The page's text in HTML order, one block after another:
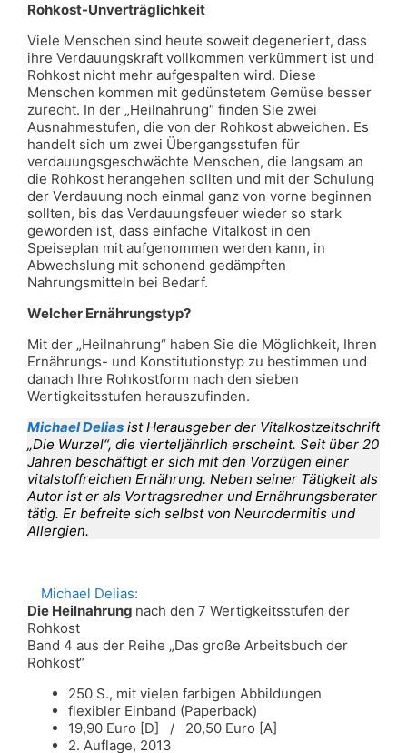
Rohkost-Unverträglichkeit
Viele Menschen sind heute soweit degeneriert, dass
ihre Verdauungskraft vollkommen verkümmert ist und
Rohkost nicht mehr aufgespalten wird. Diese
Menschen kommen mit gedünstetem Gemüse besser
zurecht. In der „Heilnahrung“ finden Sie zwei
Ausnahmestufen, die von der Rohkost abweichen. Es
handelt sich um zwei Übergangsstufen für
verdauungsgeschwächte Menschen, die langsam an
die Rohkost herangehen sollten und mit der Schulung
der Verdauung noch einmal ganz von vorne beginnen
sollten, bis das Verdauungsfeuer wieder so stark
geworden ist, dass einfache Vitalkost in den
Speiseplan mit aufgenommen werden kann, in
Abwechslung mit schonend gedämpften
Nahrungsmitteln bei Bedarf.
Welcher Ernährungstyp?
Mit der „Heilnahrung“ haben Sie die Möglichkeit, Ihren
Ernährungs- und Konstitutionstyp zu bestimmen und
danach Ihre Rohkostform nach den sieben
Wertigkeitsstufen herauszufinden.
Michael Delias ist Herausgeber der Vitalkostzeitschrift
„Die Wurzel“, die vierteljährlich erscheint. Seit über 20
Jahren beschäftigt er sich mit den Vorzügen einer
vitalstoffreichen Ernährung. Neben seiner Tätigkeit als
Autor ist er als Vortragsredner und Ernährungsberater
tätig. Er befreite sich selbst von Neurodermitis und
Allergien.
Michael Delias:
Die Heilnahrung nach den 7 Wertigkeitsstufen der
Rohkost
Band 4 aus der Reihe „Das große Arbeitsbuch der
Rohkost“
250 S., mit vielen farbigen Abbildungen
flexibler Einband (Paperback)
19,90 Euro [D] / 20,50 Euro [A]
2. Auflage, 2013